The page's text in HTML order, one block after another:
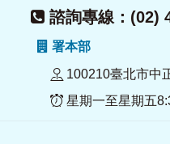
諮詢專線：(02)
署本部
100210臺北市中
星期一至星期五